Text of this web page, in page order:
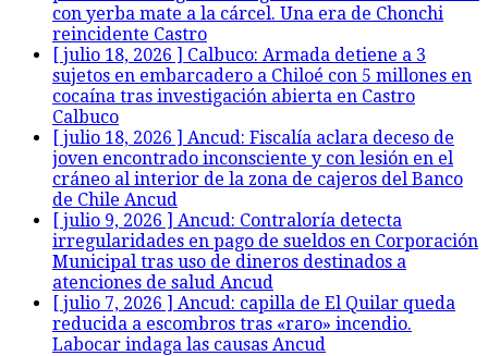
con yerba mate a la cárcel. Una era de Chonchi
reincidente Castro
[ julio 18, 2026 ] Calbuco: Armada detiene a 3
sujetos en embarcadero a Chiloé con 5 millones en
cocaína tras investigación abierta en Castro
Calbuco
[ julio 18, 2026 ] Ancud: Fiscalía aclara deceso de
joven encontrado inconsciente y con lesión en el
cráneo al interior de la zona de cajeros del Banco
de Chile Ancud
[ julio 9, 2026 ] Ancud: Contraloría detecta
irregularidades en pago de sueldos en Corporación
Municipal tras uso de dineros destinados a
atenciones de salud Ancud
[ julio 7, 2026 ] Ancud: capilla de El Quilar queda
reducida a escombros tras «raro» incendio.
Labocar indaga las causas Ancud